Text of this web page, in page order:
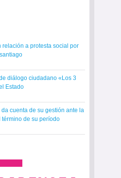
relación a protesta social por
diálogo ciudadano «Los 3
Estado
cuenta de su gestión ante la
de su período